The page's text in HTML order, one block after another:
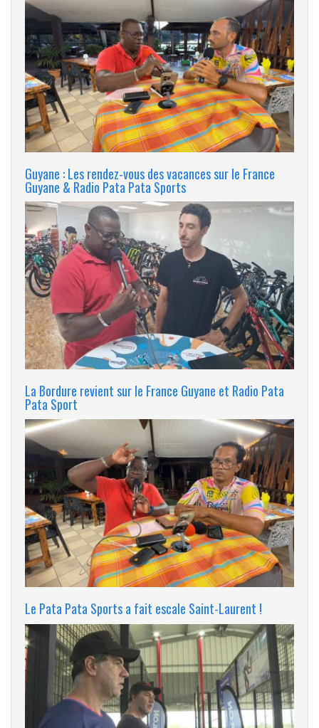
Guyane : Les rendez-vous des vacances sur le France
Guyane & Radio Pata Pata Sports
La Bordure revient sur le France Guyane et Radio Pata
Pata Sport
Le Pata Pata Sports a fait escale Saint-Laurent !